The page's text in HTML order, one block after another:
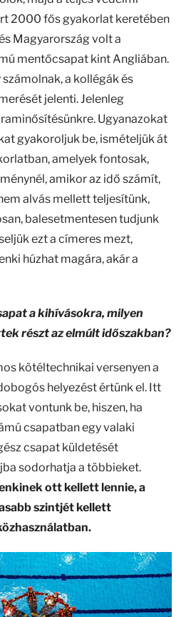
2000 fős gyakorlat keretében
Magyarország volt a
mentőcsapat kint Angliában.
a kollégák és
jelenti. Jelenleg
Ugyanazokat
gyakoroljuk be, ismételjük át
amelyek fontosak,
amikor az idő számít,
alvás mellett teljesítünk,
balesetmentesen tudjunk
ezt a címeres mezt,
húzhat magára, akár a
a kihívásokra, milyen
részt az elmúlt időszakban?
kötéltechnikai versenyen a
helyezést értünk el. Itt
vontunk be, hiszen, ha
csapatban egy valaki
csapat küldetését
sodorhatja a többieket.
ott kellett lennie, a
szintjét kellett